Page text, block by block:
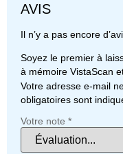
AVIS
Il n’y a pas encore
Soyez le premier à
à mémoire VistaScan
Votre adresse e-mail
obligatoires sont
Votre note *